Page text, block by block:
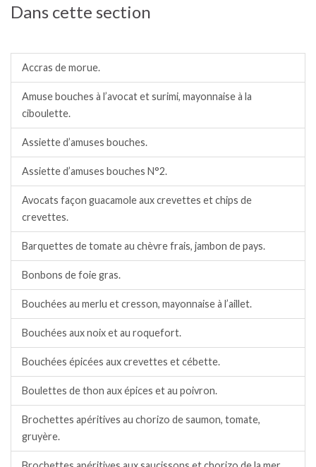
Dans cette section
Accras de morue.
Amuse bouches à l’avocat et surimi, mayonnaise à la
ciboulette.
Assiette d’amuses bouches.
Assiette d’amuses bouches N°2.
Avocats façon guacamole aux crevettes et chips de
crevettes.
Barquettes de tomate au chèvre frais, jambon de pays.
Bonbons de foie gras.
Bouchées au merlu et cresson, mayonnaise à l’aillet.
Bouchées aux noix et au roquefort.
Bouchées épicées aux crevettes et cébette.
Boulettes de thon aux épices et au poivron.
Brochettes apéritives au chorizo de saumon, tomate,
gruyère.